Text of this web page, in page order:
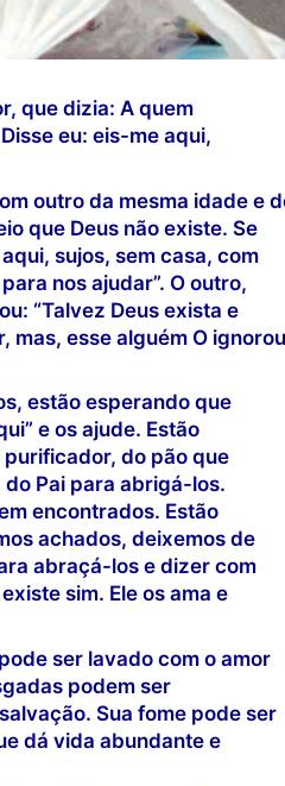
que dizia: A quem
eu: eis-me aqui,
outro da mesma idade e
que Deus não existe. Se
sujos, sem casa, com
nos ajudar”. O outro,
“Talvez Deus exista e
mas, esse alguém O ignorou
estão esperando que
e os ajude. Estão
do pão que
Pai para abrigá-los.
encontrados. Estão
achados, deixemos de
abraçá-los e dizer com
sim. Ele os ama e
ser lavado com o amor
podem ser
Sua fome pode ser
dá vida abundante e